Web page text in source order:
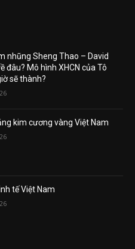
nhũng Sheng Thao – David
đâu? Mô hình XHCN của Tô
sẽ thành?
kim cương vàng Việt Nam
tế Việt Nam